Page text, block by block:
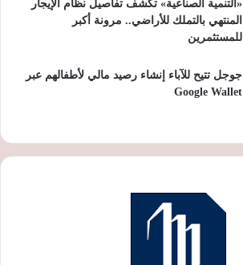
«التنمية الصناعية» تكشف تفاصيل نظام الإيجار
المنتهي بالتملك للأراضي.. مرونة أكبر
للمستثمرين
جوجل تتيح للآباء إنشاء رصيد مالي لأطفالهم عبر
Google Wallet